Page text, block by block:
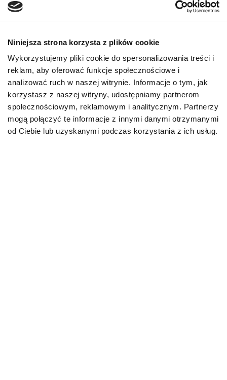
Niniejsza strona korzysta z plików cookie
Wykorzystujemy pliki cookie do spersonalizowania treści i
reklam, aby oferować funkcje społecznościowe i
analizować ruch w naszej witrynie. Informacje o tym, jak
korzystasz z naszej witryny, udostępniamy partnerom
społecznościowym, reklamowym i analitycznym. Partnerzy
mogą połączyć te informacje z innymi danymi otrzymanymi
od Ciebie lub uzyskanymi podczas korzystania z ich usług.